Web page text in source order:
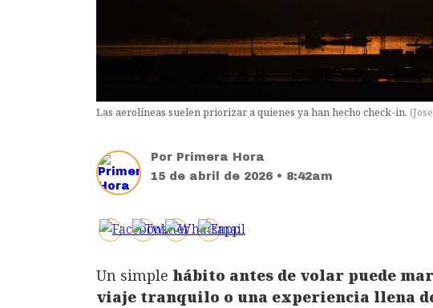
Las aerolíneas suelen priorizar a quienes ya han hecho check-in. (
Por Primera Hora
15 de abril de 2026 • 8:42am
Un simple hábito antes de volar puede
viaje tranquilo o una experiencia llena